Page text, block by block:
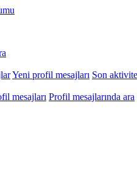
Yeni profil mesajları Son
mesajları Profil mesajlarında ara